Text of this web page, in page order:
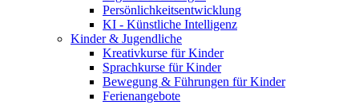
Persönlichkeitsentwicklung
KI - Künstliche Intelligenz
Kinder & Jugendliche
Kreativkurse für Kinder
Sprachkurse für Kinder
Bewegung & Führungen für Kinder
Ferienangebote